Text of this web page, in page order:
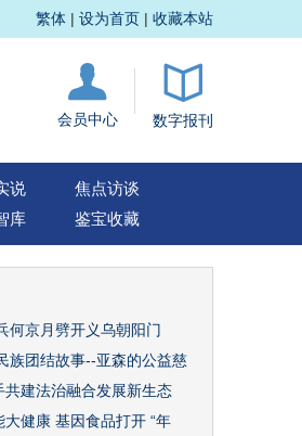
繁体 | 设为首页 | 收藏本站
会员中心 数字报刊
说
焦点访谈
库 鉴宝收藏
何京月劈开义乌朝阳门
团结故事--亚森的公益慈
建法治融合发展新生态
健康 基因食品打开 “年